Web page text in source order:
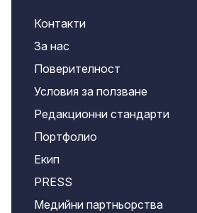
Контакти
За нас
Поверителност
Условия за ползване
Редакционни стандарти
Портфолио
Екип
PRESS
Медийни партньорства